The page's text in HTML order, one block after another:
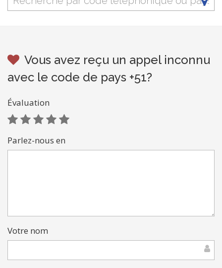
Vous avez reçu un appel inconnu
avec le code de pays +51?
Évaluation
Parlez-nous en
Votre nom